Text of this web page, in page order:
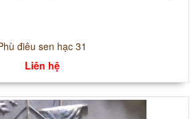
điêu sen hạc 31
Liên hệ